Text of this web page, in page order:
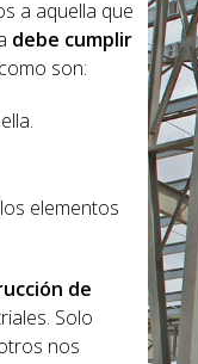
a aquella que
debe cumplir
son:
elementos
de
Solo
nos